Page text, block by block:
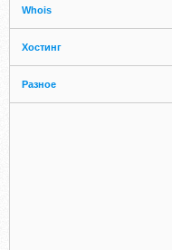
Whois
Хостинг
Разное